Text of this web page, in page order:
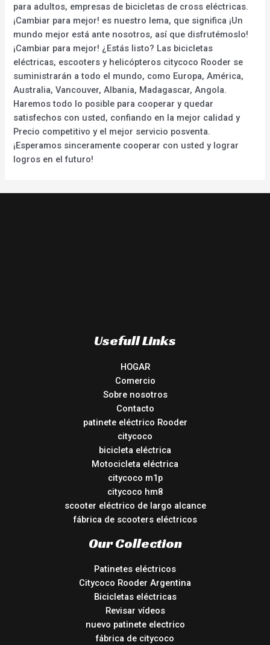
para adultos, empresas de bicicletas de cross eléctricas.
¡Cambiar para mejor! es nuestro lema, que significa ¡Un
mundo mejor está ante nosotros, así que disfrutémoslo!
¡Cambiar para mejor! ¿Estás listo? Las bicicletas
eléctricas, escooters y helicópteros citycoco Rooder se
suministrarán a todo el mundo, como Europa, América,
Australia, Vancouver, Albania, Madagascar, Angola.
Haremos todo lo posible para cooperar y quedar
satisfechos con usted, confiando en la mejor calidad y
Precio competitivo y el mejor servicio posventa.
¡Esperamos sinceramente cooperar con usted y lograr
logros en el futuro!
Usefull Links
HOGAR
Comercio
Sobre nosotros
Contacto
patinete eléctrico Rooder
citycoco
bicicleta eléctrica
Motocicleta eléctrica
citycoco m1p
citycoco hm8
scooter eléctrico de largo alcance
fábrica de scooters eléctricos
Our Collection
Patinetes eléctricos
Citycoco Rooder Argentina
Bicicletas eléctricas
Revisar vídeos
nuevo patinete electrico
fábrica de citycoco